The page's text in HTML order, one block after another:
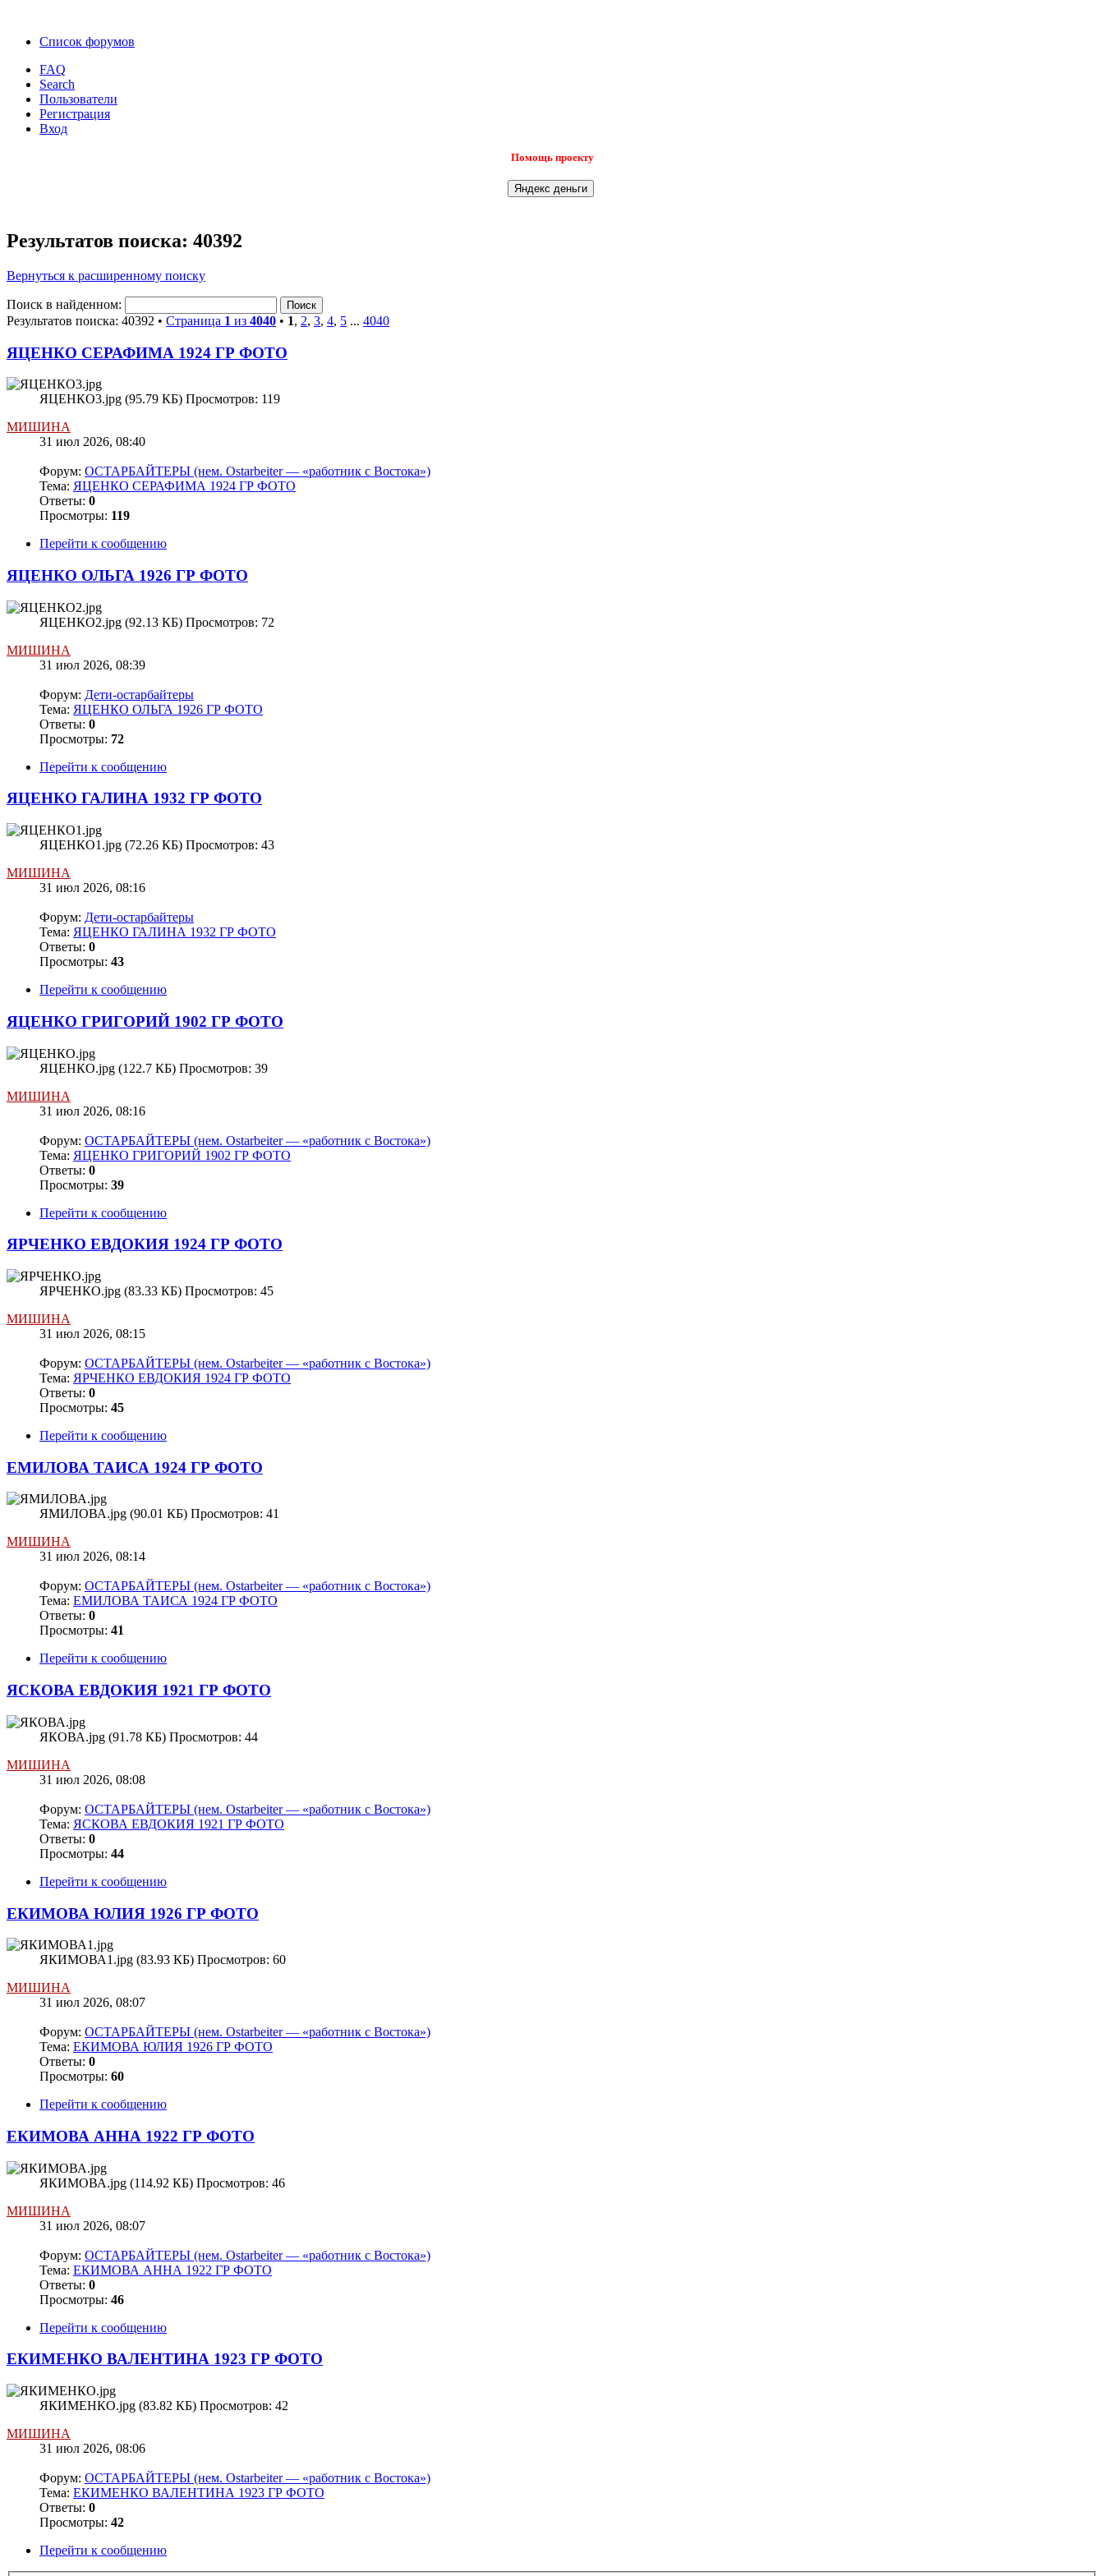
Список форумов
FAQ
Search
Пользователи
Регистрация
Вход
Помощь проекту
Результатов поиска: 40392
Вернуться к расширенному поиску
Поиск в найденном:
Результатов поиска: 40392 • Страница 1 из 4040 • 1, 2, 3, 4, 5 ... 4040
ЯЦЕНКО СЕРАФИМА 1924 ГР ФОТО
ЯЦЕНКО3.jpg (95.79 КБ) Просмотров: 119
МИШИНА
31 июл 2026, 08:40
Форум: ОСТАРБАЙТЕРЫ (нем. Ostarbeiter — «работник с Востока»)
Тема: ЯЦЕНКО СЕРАФИМА 1924 ГР ФОТО
Ответы: 0
Просмотры: 119
Перейти к сообщению
ЯЦЕНКО ОЛЬГА 1926 ГР ФОТО
ЯЦЕНКО2.jpg (92.13 КБ) Просмотров: 72
МИШИНА
31 июл 2026, 08:39
Форум: Дети-остарбайтеры
Тема: ЯЦЕНКО ОЛЬГА 1926 ГР ФОТО
Ответы: 0
Просмотры: 72
Перейти к сообщению
ЯЦЕНКО ГАЛИНА 1932 ГР ФОТО
ЯЦЕНКО1.jpg (72.26 КБ) Просмотров: 43
МИШИНА
31 июл 2026, 08:16
Форум: Дети-остарбайтеры
Тема: ЯЦЕНКО ГАЛИНА 1932 ГР ФОТО
Ответы: 0
Просмотры: 43
Перейти к сообщению
ЯЦЕНКО ГРИГОРИЙ 1902 ГР ФОТО
ЯЦЕНКО.jpg (122.7 КБ) Просмотров: 39
МИШИНА
31 июл 2026, 08:16
Форум: ОСТАРБАЙТЕРЫ (нем. Ostarbeiter — «работник с Востока»)
Тема: ЯЦЕНКО ГРИГОРИЙ 1902 ГР ФОТО
Ответы: 0
Просмотры: 39
Перейти к сообщению
ЯРЧЕНКО ЕВДОКИЯ 1924 ГР ФОТО
ЯРЧЕНКО.jpg (83.33 КБ) Просмотров: 45
МИШИНА
31 июл 2026, 08:15
Форум: ОСТАРБАЙТЕРЫ (нем. Ostarbeiter — «работник с Востока»)
Тема: ЯРЧЕНКО ЕВДОКИЯ 1924 ГР ФОТО
Ответы: 0
Просмотры: 45
Перейти к сообщению
ЕМИЛОВА ТАИСА 1924 ГР ФОТО
ЯМИЛОВА.jpg (90.01 КБ) Просмотров: 41
МИШИНА
31 июл 2026, 08:14
Форум: ОСТАРБАЙТЕРЫ (нем. Ostarbeiter — «работник с Востока»)
Тема: ЕМИЛОВА ТАИСА 1924 ГР ФОТО
Ответы: 0
Просмотры: 41
Перейти к сообщению
ЯСКОВА ЕВДОКИЯ 1921 ГР ФОТО
ЯКОВА.jpg (91.78 КБ) Просмотров: 44
МИШИНА
31 июл 2026, 08:08
Форум: ОСТАРБАЙТЕРЫ (нем. Ostarbeiter — «работник с Востока»)
Тема: ЯСКОВА ЕВДОКИЯ 1921 ГР ФОТО
Ответы: 0
Просмотры: 44
Перейти к сообщению
ЕКИМОВА ЮЛИЯ 1926 ГР ФОТО
ЯКИМОВА1.jpg (83.93 КБ) Просмотров: 60
МИШИНА
31 июл 2026, 08:07
Форум: ОСТАРБАЙТЕРЫ (нем. Ostarbeiter — «работник с Востока»)
Тема: ЕКИМОВА ЮЛИЯ 1926 ГР ФОТО
Ответы: 0
Просмотры: 60
Перейти к сообщению
ЕКИМОВА АННА 1922 ГР ФОТО
ЯКИМОВА.jpg (114.92 КБ) Просмотров: 46
МИШИНА
31 июл 2026, 08:07
Форум: ОСТАРБАЙТЕРЫ (нем. Ostarbeiter — «работник с Востока»)
Тема: ЕКИМОВА АННА 1922 ГР ФОТО
Ответы: 0
Просмотры: 46
Перейти к сообщению
ЕКИМЕНКО ВАЛЕНТИНА 1923 ГР ФОТО
ЯКИМЕНКО.jpg (83.82 КБ) Просмотров: 42
МИШИНА
31 июл 2026, 08:06
Форум: ОСТАРБАЙТЕРЫ (нем. Ostarbeiter — «работник с Востока»)
Тема: ЕКИМЕНКО ВАЛЕНТИНА 1923 ГР ФОТО
Ответы: 0
Просмотры: 42
Перейти к сообщению